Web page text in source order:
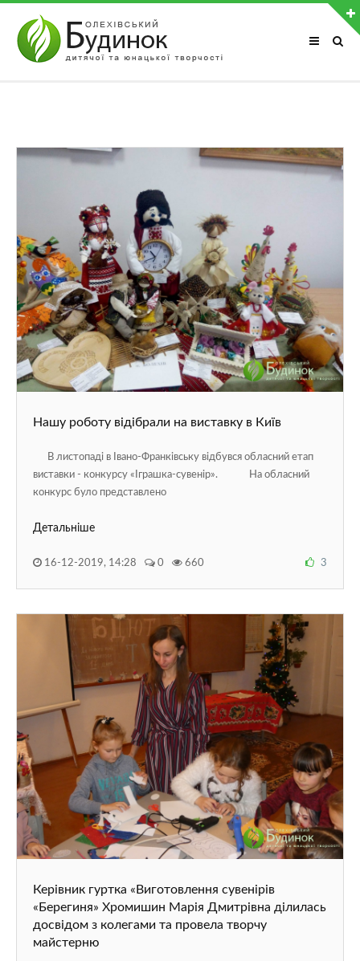
Реєстрація
ОСТАННІ ФОТОАЛЬБОМИ
ДОДАТКОВІ МОЖЛИВОСТІ
Обрати мову сторінки
Версія сайту для людей з вадами зору
Записатися на гурток
Написати адміністратору сайту
Нашу роботу відібрали на виставку в Київ
В листопаді в Івано-Франківську відбувся обласний етап
виставки - конкурсу «Іграшка-сувенір». На обласний
конкурс було представлено
Детальніше
16-12-2019, 14:28 0 660 3
Керівник гуртка «Виготовлення сувенірів
«Берегиня» Хромишин Марія Дмитрівна ділилась
досвідом з колегами та провела творчу
майстерню